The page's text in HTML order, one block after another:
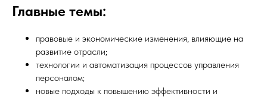
Главные темы:
правовые и экономические изменения, влияющие на
развитие отрасли;
технологии и автоматизация процессов управления
персоналом;
новые подходы к повышению эффективности и